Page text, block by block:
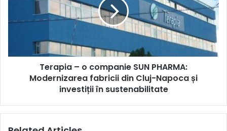
verde”
Constanța
companie
PHARMA:
din
Napoca
în
Terapia – o companie SUN PHARMA:
Modernizarea fabricii din Cluj-Napoca și
investiții în sustenabilitate